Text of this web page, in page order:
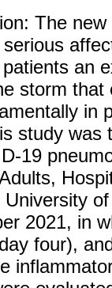
The
an
storm
in
study was
19
2021, in
four),